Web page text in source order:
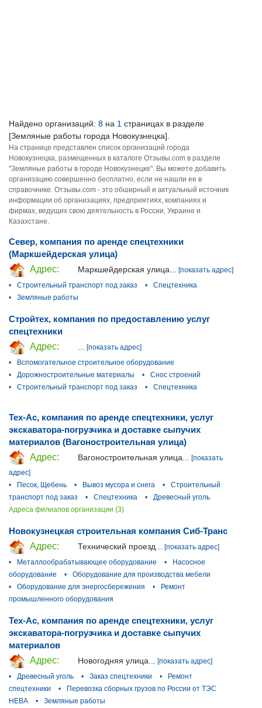
Найдено организаций: 8 на 1 страницах в разделе
[Земляные работы города Новокузнецка].
На странице представлен список организаций города
Новокузнецка, размещенных в каталоге Отзывы.com в разделе
"Земляные работы в городе Новокузнецке". Вы можете добавить
организацию совершенно бесплатно, если не нашли ее в
справочнике. Отзывы.com - это обширный и актуальный источник
информации об организациях, предприятиях, компаниях и
фирмах, ведущих свою деятельность в России, Украине и
Казахстане.
Север, компания по аренде спецтехники
(Маркшейдерская улица)
Адрес:
Маркшейдерская улица...
[показать адрес]
•
Строительный транспорт под заказ •
Спецтехника
•
Земляные работы
Стройтех, компания по предоставлению услуг
спецтехники
Адрес:
[показать адрес]
•
Вспомогательное строительное оборудование
•
Дорожностроительные материалы •
Снос строений
•
Строительный транспорт под заказ • Спецтехника
Тех-Ас, компания по аренде спецтехники, услуг
экскаватора-погрузчика и доставке сыпучих
материалов (Вагоностроительная улица)
Адрес:
Вагоностроительная улица...
[показать
адрес]
•
Песок, Щебень • Вывоз мусора и снега •
Строительный
транспорт под заказ
• Спецтехника •
Древесный уголь
Адреса филиалов организации (3)
Новокузнецкая строительная компания Сиб-Транс
Адрес:
Технический проезд... [показать адрес]
•
Металлообрабатывающее оборудование •
Насосное
оборудование
•
Оборудование для производства мебели
•
Оборудование для энергосбережения •
Ремонт
промышленного оборудования
Тех-Ас, компания по аренде спецтехники, услуг
экскаватора-погрузчика и доставке сыпучих
материалов
Адрес:
Новогодняя улица...
[показать адрес]
•
Древесный уголь • Заказ спецтехники •
Ремонт
спецтехники
•
Перевозка сборных грузов по России от ТЭС
НЕВА
•
Земляные работы